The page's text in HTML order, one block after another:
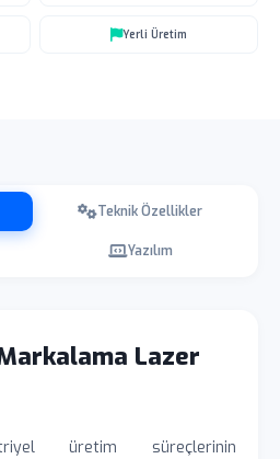
Yerli Üretim
Teknik Özellikler
Yazılım
Lazer
üretim süreçlerinin